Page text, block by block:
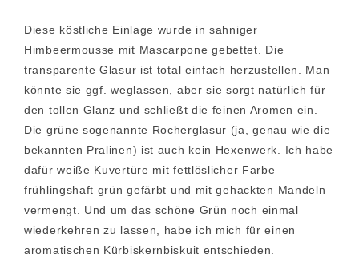
Diese köstliche Einlage wurde in sahniger
Himbeermousse mit Mascarpone gebettet. Die
transparente Glasur ist total einfach herzustellen. Man
könnte sie ggf. weglassen, aber sie sorgt natürlich für
den tollen Glanz und schließt die feinen Aromen ein.
Die grüne sogenannte Rocherglasur (ja, genau wie die
bekannten Pralinen) ist auch kein Hexenwerk. Ich habe
dafür weiße Kuvertüre mit fettlöslicher Farbe
frühlingshaft grün gefärbt und mit gehackten Mandeln
vermengt. Und um das schöne Grün noch einmal
wiederkehren zu lassen, habe ich mich für einen
aromatischen Kürbiskernbiskuit entschieden.